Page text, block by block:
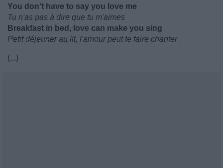
You don't have to say you love me
Tu n'as pas à dire que tu m'aimes
Breakfast in bed, love can make you sing
Petit déjeuner au lit, l'amour peut te faire chanter
(...)